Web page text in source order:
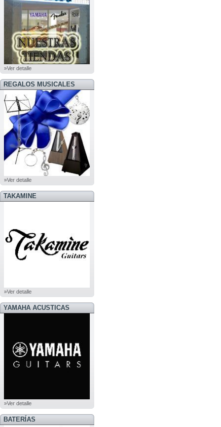
»Ver detalle
REGALOS MUSICALES
»Ver detalle
TAKAMINE
»Ver detalle
YAMAHA ACUSTICAS
»Ver detalle
BATERÍAS